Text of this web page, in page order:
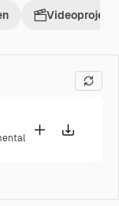
Videoprojekt